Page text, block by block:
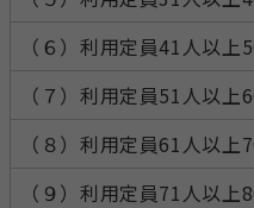
（６）利用定員41人以上
（７）利用定員51人以上
（８）利用定員61人以上
（９）利用定員71人以上